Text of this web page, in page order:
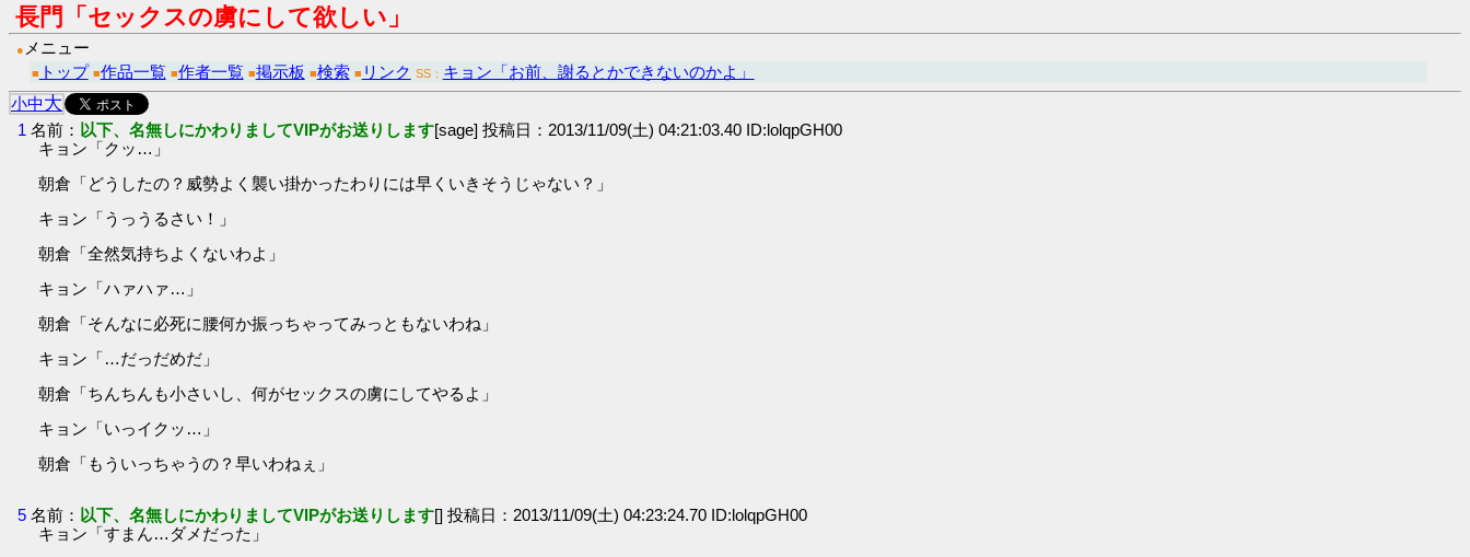
長門「セックスの虜にして欲しい」
● メニュー
■ トップ ■作品一覧 ■作者一覧 ■掲示板 ■検索 ■ リンク SS： キョン「お前、謝るとかできないのかよ」
小中大
1 名前： 以下、名無しにかわりましてVIPがお送りします[sage] 投稿日：2013/11/09(土) 04:21:03.40 ID:lolqpGH00
キョン「クッ…」
朝倉「どうしたの？威勢よく襲い掛かったわりには早くいきそうじゃない？」
キョン「うっうるさい！」
朝倉「全然気持ちよくないわよ」
キョン「ハァハァ…」
朝倉「そんなに必死に腰何か振っちゃってみっともないわね」
キョン「…だっだめだ」
朝倉「ちんちんも小さいし、何がセックスの虜にしてやるよ」
キョン「いっイクッ…」
朝倉「もういっちゃうの？早いわねぇ」
5 名前： 以下、名無しにかわりましてVIPがお送りします[] 投稿日：2013/11/09(土) 04:23:24.70 ID:lolqpGH00
キョン「すまん…ダメだった」